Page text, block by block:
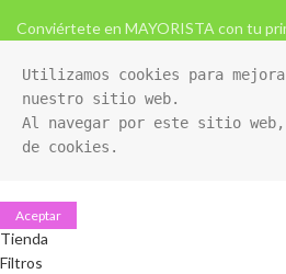
Conviértete en MAYORISTA con tu
Utilizamos cookies para
nuestro sitio web.
Al navegar por este sitio web,
de cookies.
Aceptar
Tienda
Filtros